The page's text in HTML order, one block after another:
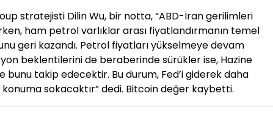
stratejisti Dilin Wu, bir notta, “ABD-İran gerilimleri
ham petrol varlıklar arası fiyatlandırmanın temel
geri kazandı. Petrol fiyatları yükselmeye devam
beklentilerini de beraberinde sürükler ise, Hazine
bunu takip edecektir. Bu durum, Fed’i giderek daha
sokacaktır” dedi. Bitcoin değer kaybetti.